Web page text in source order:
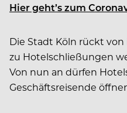
Hier geht’s zum
Die Stadt Köln rückt
zu Hotelschließungen
Von nun an dürfen
Geschäftsreisende